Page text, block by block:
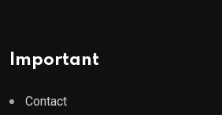
Important
Contact